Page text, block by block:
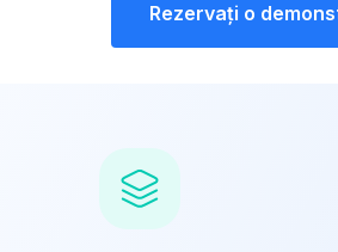
Rezervați o